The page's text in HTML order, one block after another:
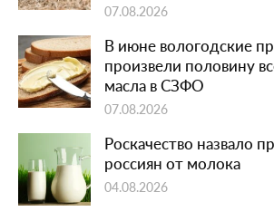
07.08.2026
В июне вологодские
произвели половину
масла в СЗФО
07.08.2026
Роскачество назвало
россиян от молока
04.08.2026